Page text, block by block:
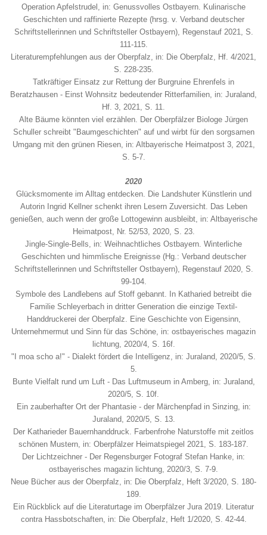
Operation Apfelstrudel, in: Genussvolles Ostbayern. Kulinarische
Geschichten und raffinierte Rezepte (hrsg. v. Verband deutscher
Schriftstellerinnen und Schriftsteller Ostbayern), Regenstauf 2021, S.
111-115.
Literaturempfehlungen aus der Oberpfalz, in: Die Oberpfalz, Hf. 4/2021,
S. 228-235.
Tatkräftiger Einsatz zur Rettung der Burgruine Ehrenfels in
Beratzhausen - Einst Wohnsitz bedeutender Ritterfamilien, in: Juraland,
Hf. 3, 2021, S. 11.
Alte Bäume könnten viel erzählen. Der Oberpfälzer Biologe Jürgen
Schuller schreibt "Baumgeschichten" auf und wirbt für den sorgsamen
Umgang mit den grünen Riesen, in: Altbayerische Heimatpost 3, 2021,
S. 5-7.
2020
Glücksmomente im Alltag entdecken. Die Landshuter Künstlerin und
Autorin Ingrid Kellner schenkt ihren Lesern Zuversicht. Das Leben
genießen, auch wenn der große Lottogewinn ausbleibt, in: Altbayerische
Heimatpost, Nr. 52/53, 2020, S. 23.
Jingle-Single-Bells, in: Weihnachtliches Ostbayern. Winterliche
Geschichten und himmlische Ereignisse (Hg.: Verband deutscher
Schriftstellerinnen und Schriftsteller Ostbayern), Regenstauf 2020, S.
99-104.
Symbole des Landlebens auf Stoff gebannt. In Katharied betreibt die
Familie Schleyerbach in dritter Generation die einzige Textil-
Handdruckerei der Oberpfalz. Eine Geschichte von Eigensinn,
Unternehmermut und Sinn für das Schöne, in: ostbayerisches magazin
lichtung, 2020/4, S. 16f.
"I moa scho a!" - Dialekt fördert die Intelligenz, in: Juraland, 2020/5, S.
5.
Bunte Vielfalt rund um Luft - Das Luftmuseum in Amberg, in: Juraland,
2020/5, S. 10f.
Ein zauberhafter Ort der Phantasie - der Märchenpfad in Sinzing, in:
Juraland, 2020/5, S. 13.
Der Katharieder Bauernhanddruck. Farbenfrohe Naturstoffe mit zeitlos
schönen Mustern, in: Oberpfälzer Heimatspiegel 2021, S. 183-187.
Der Lichtzeichner - Der Regensburger Fotograf Stefan Hanke, in:
ostbayerisches magazin lichtung, 2020/3, S. 7-9.
Neue Bücher aus der Oberpfalz, in: Die Oberpfalz, Heft 3/2020, S. 180-
189.
Ein Rückblick auf die Literaturtage im Oberpfälzer Jura 2019. Literatur
contra Hassbotschaften, in: Die Oberpfalz, Heft 1/2020, S. 42-44.